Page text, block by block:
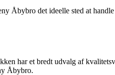
Åbybro det ideelle sted at
har et bredt udvalg af
Åbybro.